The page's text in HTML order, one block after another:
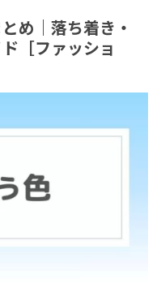
め｜落ち着き・
［ファッショ